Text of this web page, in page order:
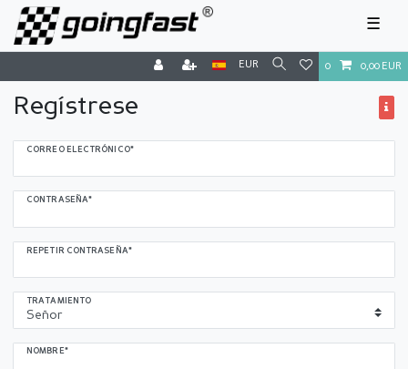
☰
EUR 0 0,00 EUR
Regístrese
CORREO ELECTRÓNICO*
CONTRASEÑA*
REPETIR CONTRASEÑA*
TRATAMIENTO
NOMBRE*